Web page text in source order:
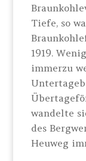
Tiefe, so
1919.
immerzu
wandelte
des
Heuweg